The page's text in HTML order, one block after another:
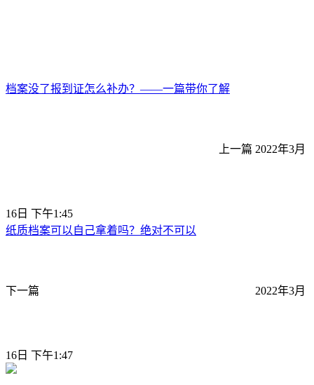
档案没了报到证怎么补办？——一篇带你了解
上一篇 2022年3月
16日 下午1:45
纸质档案可以自己拿着吗？绝对不可以
下一篇 2022年3月
16日 下午1:47